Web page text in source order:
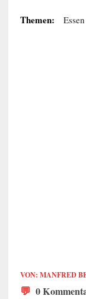
Themen: Essen
VON: MANFRED
💬 0